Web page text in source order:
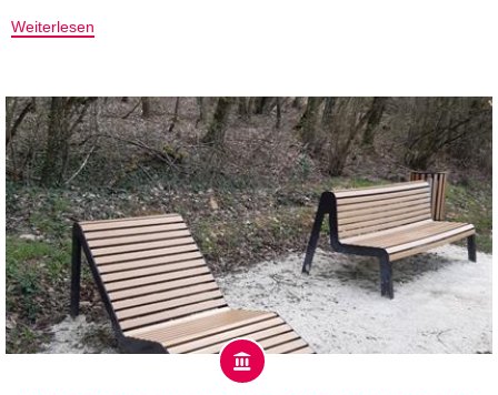
Weiterlesen